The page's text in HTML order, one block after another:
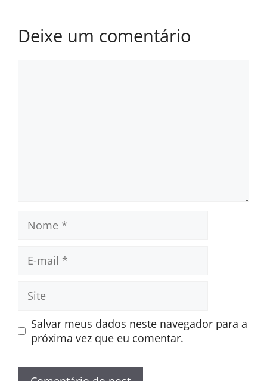
Deixe um comentário
mail
Site
Salvar meus dados neste navegador para a
próxima vez que eu comentar.